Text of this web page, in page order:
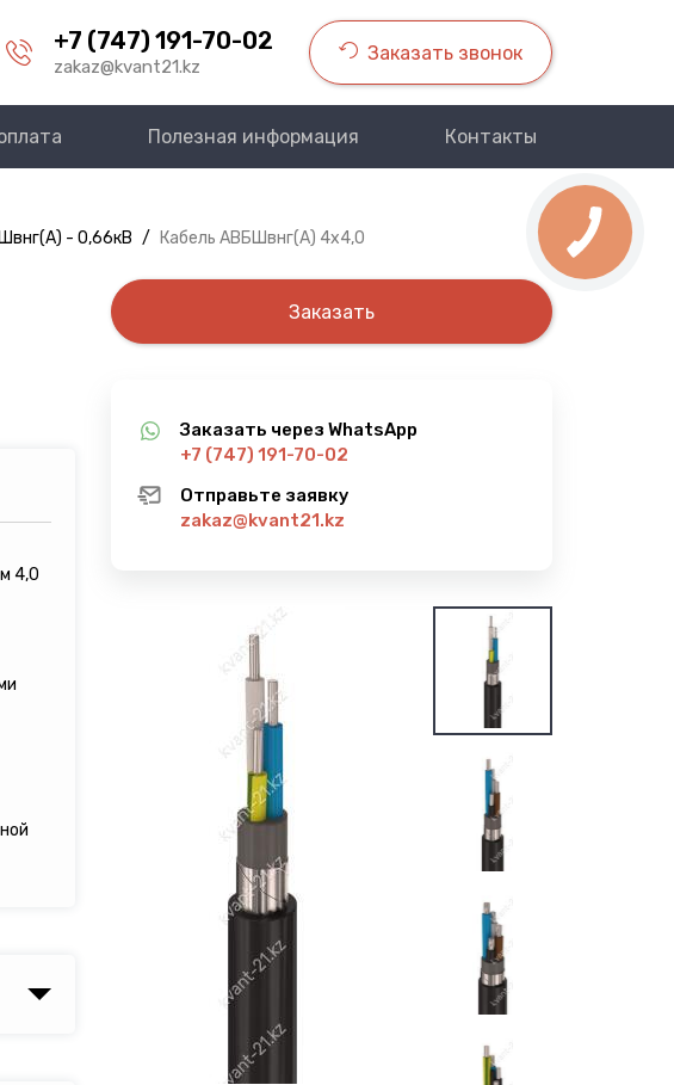
+7 (747) 191-70-02
zakaz@kvant21.kz
Заказать звонок
Полезная информация Контакты
- 0,66кВ / Кабель АВБШвнг(A) 4х4,0
4,0
Заказать
Заказать через WhatsApp
+7 (747) 191-70-02
Отправьте заявку
zakaz@kvant21.kz